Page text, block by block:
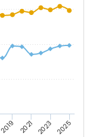
2019 2021 2023 2025